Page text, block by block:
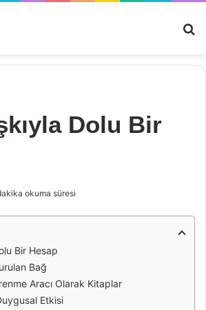
Dolu Bir
okuma süresi
Bir Hesap
Bağ
Aracı Olarak Kitaplar
Etkisi